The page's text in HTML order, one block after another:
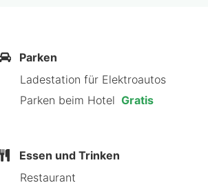
Einzigartiges historisches
Warum HotelSpecials das
Castel de Pont-à-Lesse ist das
historischen Charme und
warum dieses Hotel bei Reisenden
Parken
Ladestation für Elektroautos
Parken beim Hotel Gratis
Essen und Trinken
Restaurant